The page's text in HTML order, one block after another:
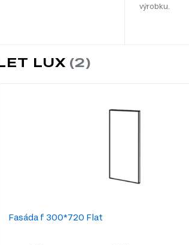
výrobku.
LUX
Fasáda f 300*720 Flat